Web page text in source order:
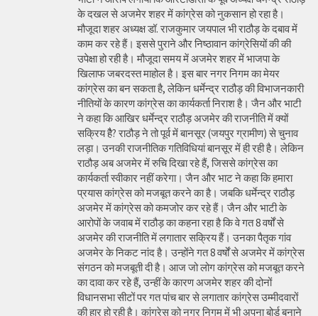
के दखल से अजमेर शहर में कांग्रेस को नुकसान हो रहा है।
मौजूदा शहर अध्यक्ष डॉ. राजकुमार जयपाल भी राठौड़ के दबाव में
काम कर रहे हैं। इससे पुराने और निष्ठावान कांग्रेसियों की की
उपेक्षा हो रही है। मौजूदा समय में अजमेर शहर में भाजपा के
खिलाफ जबरदस्त माहोल है। इस बार नगर निगम का मेयर
कांग्रेस का बन सकता है, लेकिन धर्मेन्द्र राठौड़ की विभाजनकारी
नीतियों के कारण कांग्रेस का कार्यकर्ता निराश है। जैन और भाटी
ने कहा कि आखिर धर्मेन्द्र राठौड़ अजमेर की राजनीति में क्यों
सक्रिय हैै? राठौड़ ने तो पूर्व में बानसूर (जयपुर ग्रामीण) से चुनाव
लड़ा। उनकी राजनीतिक गतिविधियां बानसूर में ही रही है। लेकिन
राठौड़ अब अजमेर में रुचि दिखा रहे हैं, जिससे कांग्रेस का
कार्यकर्ता स्वीकार नहीं करेगा। जैन और भाट ने कहा कि हमारा
प्रयास कांग्रेस को मजबूत करने का है। जबकि धर्मेन्द्र राठौड़
अजमेर में कांग्रेस को कमजोर कर रहे हैं। जैन और भाटी के
आरोपों के जवाब में राठौड़ का कहना रहा है कि वे गत 8 वर्षों से
अजमेर की राजनीति में लगातार सक्रिय हैं। उनका पैतृक गांव
अजमेर के निकट नांद है। उन्होंने गत 8 वर्षों से अजमेर में कांग्रेस
संगठन को मजबूती दी है। आज जो लोग कांग्रेस को मजबूत करने
का दावा कर रहे हैं, उन्हीं के कारण अजमेर शहर की दोनों
विधानसभा सीटों पर गत पांच बार से लगातार कांग्रेस उम्मीदवारों
की हार हो रही है। कांग्रेस को नगर निगम में भी अपना बोर्ड बनाने